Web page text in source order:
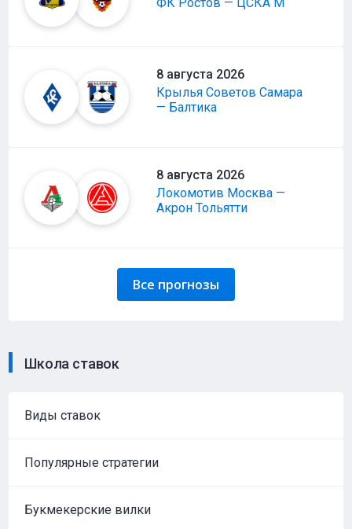
8 августа 2026
Крылья Советов Самара
— Балтика
8 августа 2026
Локомотив Москва —
Акрон Тольятти
Все прогнозы
Школа ставок
Виды ставок
Популярные стратегии
Букмекерские вилки